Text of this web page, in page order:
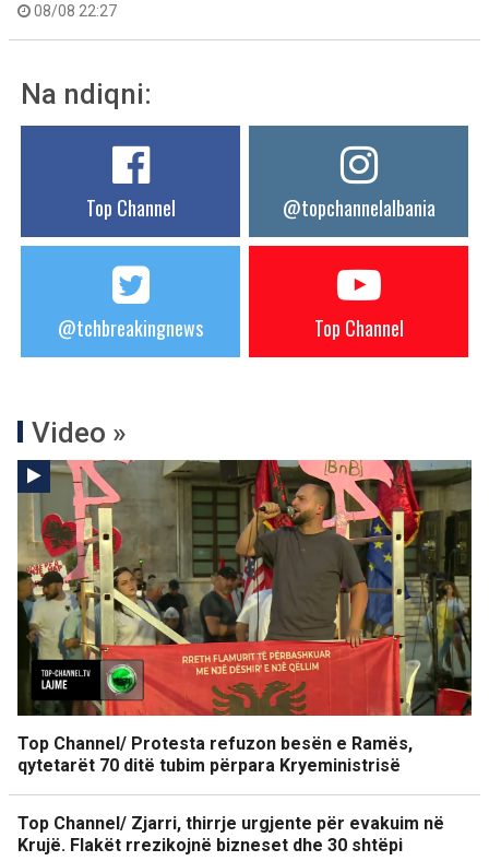
08/08 22:27
Na ndiqni:
Top Channel @topchannelalbania
@tchbreakingnews Top Channel
Video »
Top Channel/ Protesta refuzon besën e Ramës,
qytetarët 70 ditë tubim përpara Kryeministrisë
Top Channel/ Zjarri, thirrje urgjente për evakuim në
Krujë. Flakët rrezikojnë bizneset dhe 30 shtëpi